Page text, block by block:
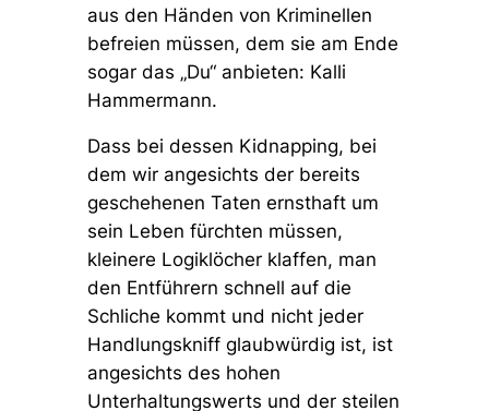
aus den Händen von Kriminellen
befreien müssen, dem sie am Ende
sogar das „Du“ anbieten: Kalli
Hammermann.
Dass bei dessen Kidnapping, bei
dem wir angesichts der bereits
geschehenen Taten ernsthaft um
sein Leben fürchten müssen,
kleinere Logiklöcher klaffen, man
den Entführern schnell auf die
Schliche kommt und nicht jeder
Handlungskniff glaubwürdig ist, ist
angesichts des hohen
Unterhaltungswerts und der steilen